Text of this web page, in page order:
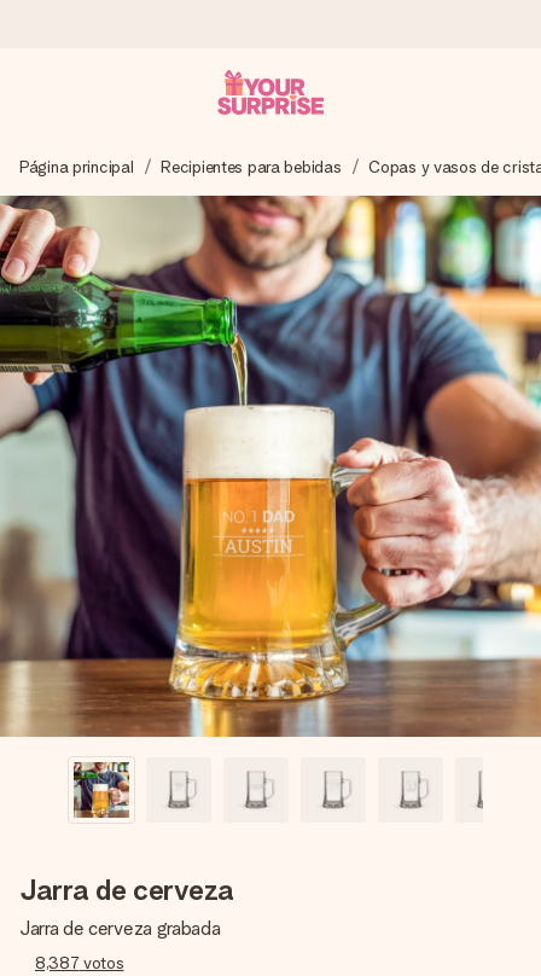
Preparamos tu regalo con cuidado y lo enviamos al vuelo,
para que lo entregues en el momento perfecto, cuando más
importa.
4,5 (basado en +15.000 opiniones)
Nuestros regalos inspiran. Los clientes nos dan un 4,5 en
Google Reviews.
Tarjeta de felicitación gratuita
Crea algo único en pocos pasos – con su nombre, tu foto o
un mensaje que llegue al corazón. Sin complicaciones, solo
todo el amor para el momento.
Página principal Recipientes para bebidas Copas y vasos de
Jarra de cerveza
Jarra de cerveza grabada
8,387 votos